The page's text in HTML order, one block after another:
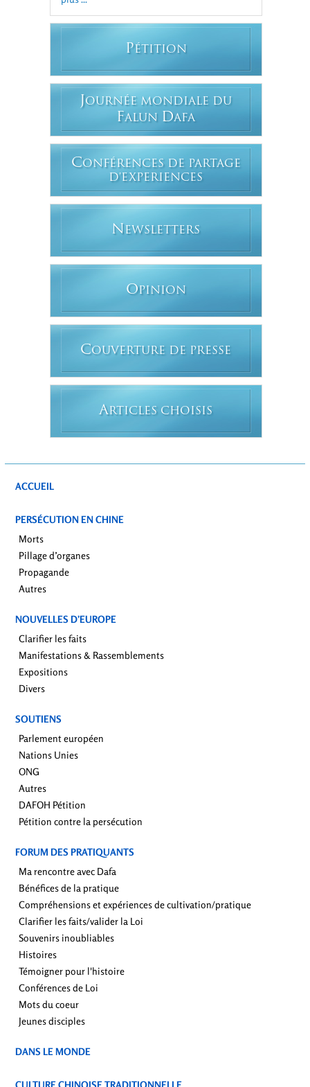
PÉTITION
JOURNÉE MONDIALE DU
FALUN DAFA
CONFÉRENCES DE PARTAGE
D'EXPERIENCES
N EWSLETTERS
OPINION
COUVERTURE DE PRESSE
ARTICLES CHOISIS
ACCUEIL
PERSÉCUTION EN CHINE
Morts
Pillage d’organes
Propagande
Autres
NOUVELLES D’EUROPE
Clarifier les faits
Manifestations & Rassemblements
Expositions
Divers
SOUTIENS
Parlement européen
Nations Unies
ONG
Autres
DAFOH Pétition
Pétition contre la persécution
FORUM DES PRATIQUANTS
Ma rencontre avec Dafa
Bénéfices de la pratique
Compréhensions et expériences de cultivation/pratique
Clarifier les faits/valider la Loi
Souvenirs inoubliables
Histoires
Témoigner pour l'histoire
Conférences de Loi
Mots du coeur
Jeunes disciples
DANS LE MONDE